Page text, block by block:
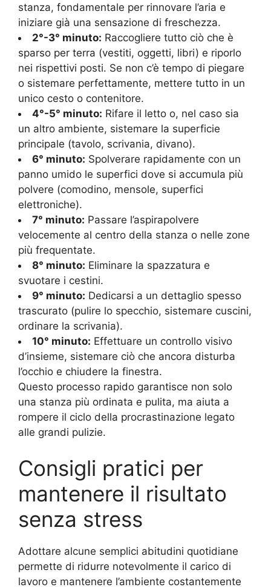
stanza, fondamentale per rinnovare l’aria e
iniziare già una sensazione di freschezza.
2°-3° minuto: Raccogliere tutto ciò che è
sparso per terra (vestiti, oggetti, libri) e riporlo
nei rispettivi posti. Se non c’è tempo di piegare
o sistemare perfettamente, mettere tutto in un
unico cesto o contenitore.
4°-5° minuto: Rifare il letto o, nel caso sia
un altro ambiente, sistemare la superficie
principale (tavolo, scrivania, divano).
6° minuto: Spolverare rapidamente con un
panno umido le superfici dove si accumula più
polvere (comodino, mensole, superfici
elettroniche).
7° minuto: Passare l’aspirapolvere
velocemente al centro della stanza o nelle zone
più frequentate.
8° minuto: Eliminare la spazzatura e
svuotare i cestini.
9° minuto: Dedicarsi a un dettaglio spesso
trascurato (pulire lo specchio, sistemare cuscini,
ordinare la scrivania).
10° minuto: Effettuare un controllo visivo
d’insieme, sistemare ciò che ancora disturba
l’occhio e chiudere la finestra.
Questo processo rapido garantisce non solo
una stanza più ordinata e pulita, ma aiuta a
rompere il ciclo della procrastinazione legato
alle grandi pulizie.
Consigli pratici per
mantenere il risultato
senza stress
Adottare alcune semplici abitudini quotidiane
permette di ridurre notevolmente il carico di
lavoro e mantenere l’ambiente costantemente